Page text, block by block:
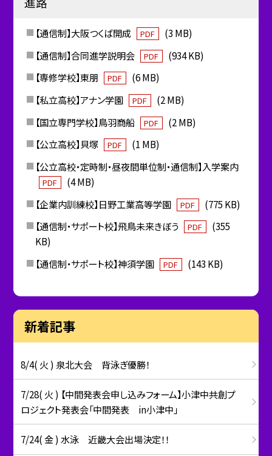
【通信制】大阪つくば開成 PDF
(3 MB)
【通信制】合同進学説明会
PDF
(934 KB)
【専修学校】東朋
PDF
(6 MB)
【私立高校】アナン学園
PDF
(2 MB)
【国立専門学校】鳥羽商船
PDF
(2 MB)
【公立高校】貝塚
PDF
(1 MB)
【公立高校・定時制・昼夜間単位制・通信制】入学案内
PDF
(4 MB)
【企業内訓練校】日野工業高等学園
PDF
(775 KB)
【通信制・サポート校】飛鳥未来きぼう
PDF
(355
KB)
【通信制・サポート校】神須学園
PDF (143 KB)
新着記事
8/4( 火 ) 泉北大会 背泳ぎ優勝！
7/28( 火 ) 【中間発表会申し込みフォーム】小津中共創プ
ロジェクト発表会「中間発表 in小津中」
7/24( 金 ) 水泳 近畿大会出場決定！！